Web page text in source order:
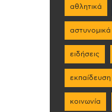
αθλητικά
αστυνομικά
ειδήσεις
εκπαίδευση
κοινωνία